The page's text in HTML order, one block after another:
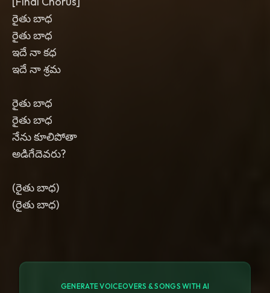
రైతు బాధ
రైతు బాధ
ఇదే నా కధ
ఇదే నా శ్రమ
రైతు బాధ
రైతు బాధ
నేను కూలిపోతా
అడిగేదెవరు?
(రైతు బాధ)
(రైతు బాధ)
GENERATE VOICEOVERS & SONGS WITH AI